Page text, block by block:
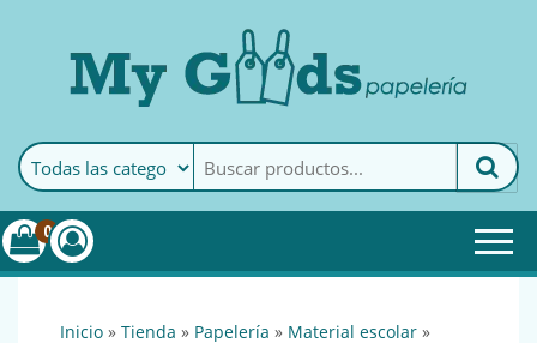
MyGoods · PapeleríaMy Goods es tu papelería
online de confianza. Podrás
encontrar todo lo necesario
0
inicio » tienda » papelería » material escolar »